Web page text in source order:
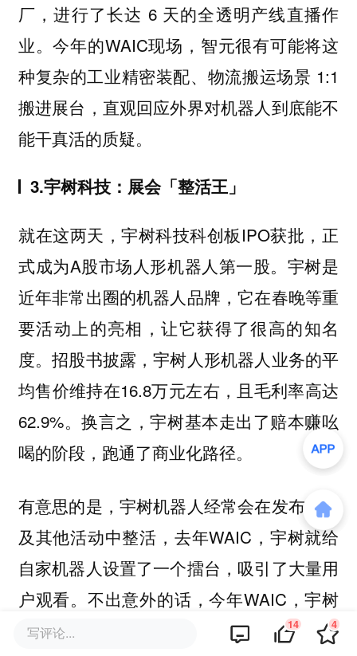
厂，进行了长达 6 天的全透明产线直播作
业。今年的WAIC现场，智元很有可能将这
种复杂的工业精密装配、物流搬运场景 1:1
搬进展台，直观回应外界对机器人到底能不
能干真活的质疑。
3.宇树科技：展会「整活王」
就在这两天，宇树科技科创板IPO获批，正
式成为A股市场人形机器人第一股。宇树是
近年非常出圈的机器人品牌，它在春晚等重
要活动上的亮相，让它获得了很高的知名
度。招股书披露，宇树人形机器人业务的平
均售价维持在16.8万元左右，且毛利率高达
62.9%。换言之，宇树基本走出了赔本赚吆
喝的阶段，跑通了商业化路径。
有意思的是，宇树机器人经常会在发布会以
及其他活动中整活，去年WAIC，宇树就给
自家机器人设置了一个擂台，吸引了大量用
户观看。不出意外的话，今年WAIC，宇树
的展台也会有类似的玩法。
另外，宇树自研
写评论... 14 4